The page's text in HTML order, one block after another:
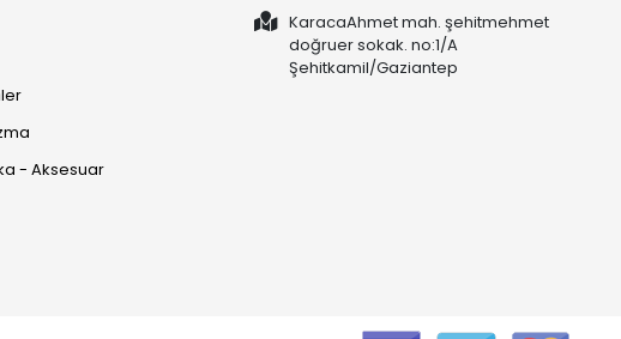
- Aksesuar
KaracaAhmet mah. şehitmehmet
doğruer sokak. no:1/A
Şehitkamil/Gaziantep